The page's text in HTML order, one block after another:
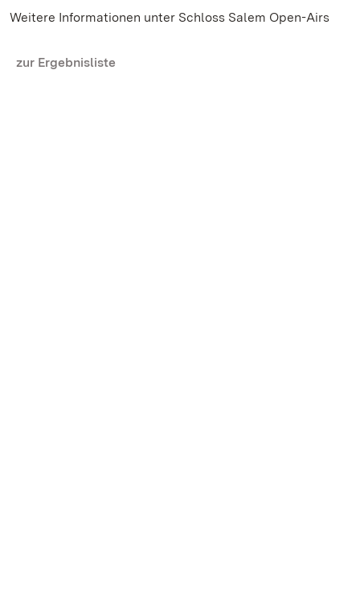
Weitere Informationen unter Schloss Salem Open-Airs
zur Ergebnisliste